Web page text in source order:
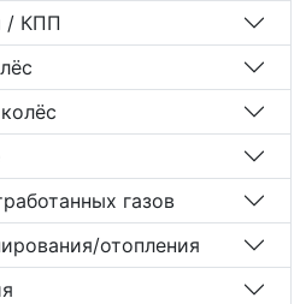
/ КПП
газов
отопления